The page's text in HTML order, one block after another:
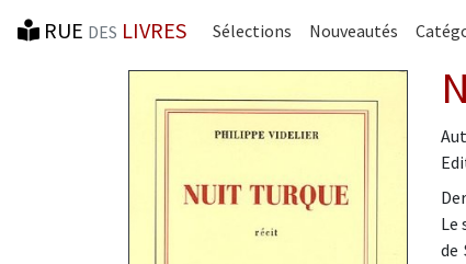
RUE DES LIVRES Sélections Nouveautés
Le
de